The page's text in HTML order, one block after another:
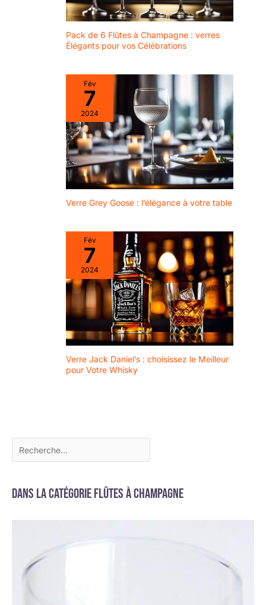
Pack de 6 Flûtes à Champagne : verres
Élégants pour vos Célébrations
Fév
7
2024
Verre Grey Goose : l’élégance à votre table
Fév
7
2024
Verre Jack Daniel’s : choisissez le Meilleur
pour Votre Whisky
Dans la catégorie Flûtes à champagne